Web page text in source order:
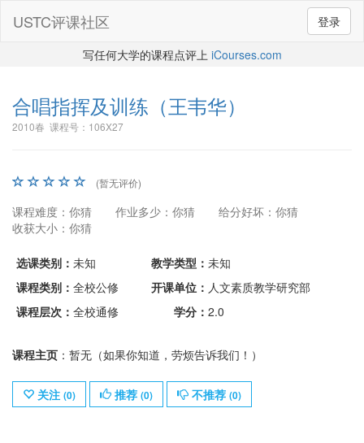
登录
USTC评课社区
写任何大学的课程点评上 iCourses.com
合唱指挥及训练 （王韦华）
2010春 课程号：106X27
(暂无评价)
课程难度：你猜 作业多少：你猜
给分好坏：你猜
收获大小：你猜
选课类别： 未知 教学类型： 未知
课程类别： 全校公修 开课单位： 人文素质教学研究部
课程层次： 全校通修 学分： 2.0
课程主页 ：暂无（如果你知道，劳烦告诉我们！）
关注 (0) 推荐 (0) 不推荐 (0)